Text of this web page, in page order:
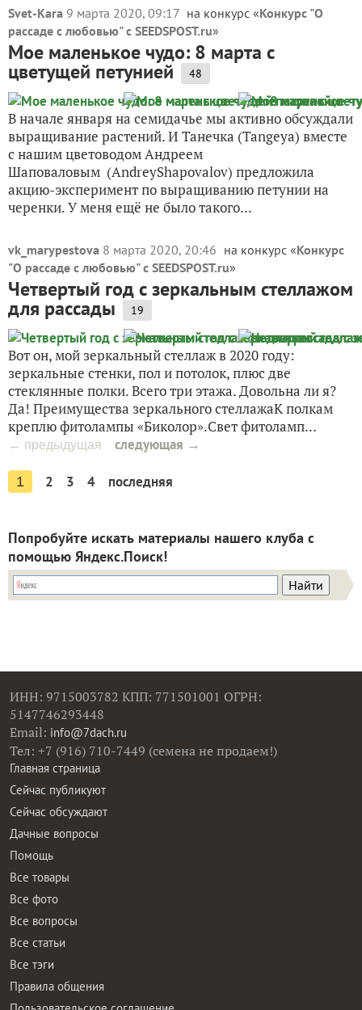
Svet-Kara 9 марта 2020, 09:17 на конкурс «Конкурс "О
рассаде с любовью" с SEEDSPOST.ru»
Мое маленькое чудо: 8 марта с
цветущей петунией 48
В начале января на семидачье мы активно обсуждали
выращивание растений. И Танечка (Tangeya) вместе
с нашим цветоводом Андреем
Шаповаловым (AndreyShapovalov) предложила
акцию-эксперимент по выращиванию петунии на
черенки. У меня ещё не было такого...
vk_marypestova 8 марта 2020, 20:46 на конкурс «Конкурс
"О рассаде с любовью" с SEEDSPOST.ru»
Четвертый год с зеркальным стеллажом
для рассады 19
Вот он, мой зеркальный стеллаж в 2020 году:
зеркальные стенки, пол и потолок, плюс две
стеклянные полки. Всего три этажа. Довольна ли я?
Да! Преимущества зеркального стеллажаК полкам
креплю фитолампы «Биколор».Свет фитоламп...
← предыдущая следующая →
1 2 3 4 последняя
Попробуйте искать материалы нашего клуба с
помощью Яндекс.Поиск!
ИНН: 9715003782 КПП: 771501001 ОГРН:
5147746293448
Email: info@7dach.ru
Тел: +7 (916) 710-7449 (семена не продаем!)
Главная страница
Сейчас публикуют
Сейчас обсуждают
Дачные вопросы
Помощь
Все товары
Все фото
Все вопросы
Все статьи
Все тэги
Правила общения